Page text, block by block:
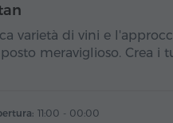
varietà di vini e
meraviglioso. Crea i
11:00 - 00:00